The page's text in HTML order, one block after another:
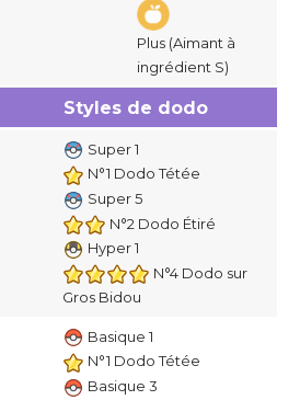
Plus (Aimant à
ingrédient S)
Styles de dodo
Super 1
N°1 Dodo Tétée
Super 5
N°2 Dodo Étiré
Hyper 1
N°4 Dodo sur
Gros Bidou
Basique 1
N°1 Dodo Tétée
Basique 3